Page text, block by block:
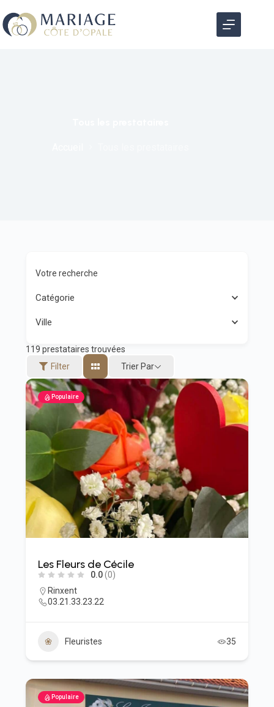
Votre recherche
Catégorie
Ville
119 prestataires trouvées
Filter
Trier Par
Populaire
Les Fleurs de Cécile
0.0(0)
Rinxent
03.21.33.23.22
Fleuristes 35
Populaire